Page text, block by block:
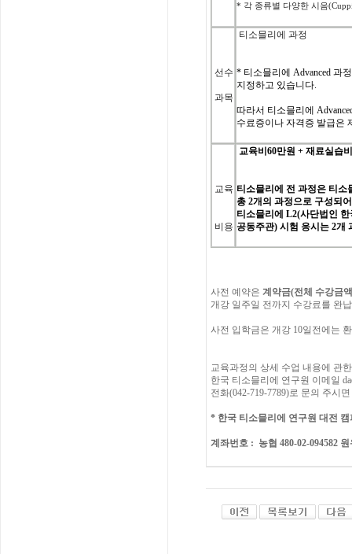
* 각 종류별 다양한 시음
선수
과목
티소믈리에 과정
* 티소믈리에 Advanced과
지정하고 있습니다.
따라서 티소믈리에
수료증이나 자격증 발급은
교육
비용
교육비60만원 +재료실습
티소믈리에 전 과정은 티소
총 2개의 과정으로 구성되어
티소믈리에 L2(사단법인 한
공동주관)시험 응시는 2개
사전 예약은 계약금(전체 수강금
개강 일주일 전까지 수강료를 완
사전 입학금은 개강 10일전에는
교육과정의 상세 수업 내용에 관한
한국 티소믈리에 연구원 이메일
전화(042-719-7789)로 문의 주시면
* 한국 티소믈리에 연구원 대전 캠
계좌번호 : 농협 480-02-094582